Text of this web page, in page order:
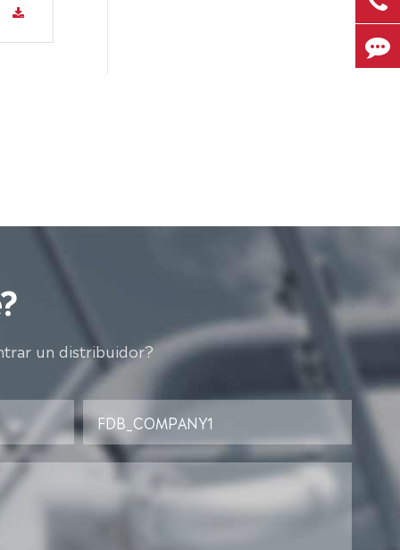
un distribuidor?